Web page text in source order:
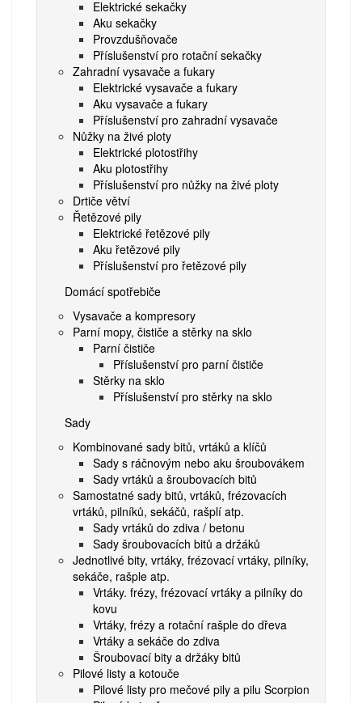
Elektrické sekačky
Aku sekačky
Provzdušňovače
Příslušenství pro rotační sekačky
Zahradní vysavače a fukary
Elektrické vysavače a fukary
Aku vysavače a fukary
Příslušenství pro zahradní vysavače
Nůžky na živé ploty
Elektrické plotostřihy
Aku plotostřihy
Příslušenství pro nůžky na živé ploty
Drtiče větví
Řetězové pily
Elektrické řetězové pily
Aku řetězové pily
Příslušenství pro řetězové pily
Domácí spotřebiče
Vysavače a kompresory
Parní mopy, čističe a stěrky na sklo
Parní čističe
Příslušenství pro parní čističe
Stěrky na sklo
Příslušenství pro stěrky na sklo
Sady
Kombinované sady bitů, vrtáků a klíčů
Sady s ráčnovým nebo aku šroubovákem
Sady vrtáků a šroubovacích bitů
Samostatné sady bitů, vrtáků, frézovacích
vrtáků, pilníků, sekáčů, rašplí atp.
Sady vrtáků do zdiva / betonu
Sady šroubovacích bitů a držáků
Jednotlivé bity, vrtáky, frézovací vrtáky, pilníky,
sekáče, rašple atp.
Vrtáky. frézy, frézovací vrtáky a pilníky do
kovu
Vrtáky, frézy a rotační rašple do dřeva
Vrtáky a sekáče do zdiva
Šroubovací bity a držáky bitů
Pilové listy a kotouče
Pilové listy pro mečové pily a pilu Scorpion